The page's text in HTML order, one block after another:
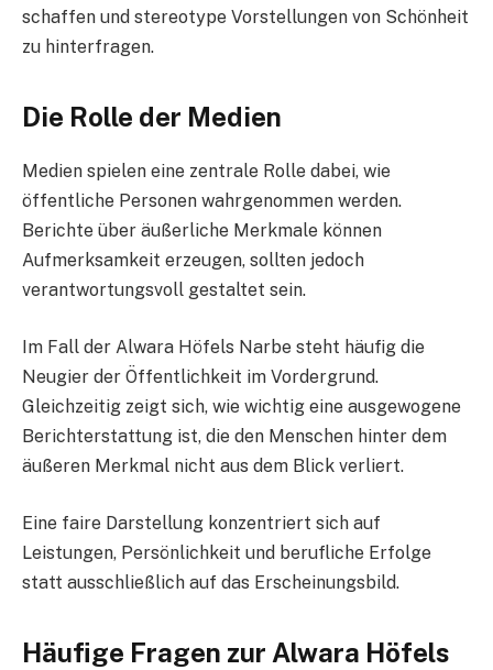
schaffen und stereotype Vorstellungen von Schönheit
zu hinterfragen.
Die Rolle der Medien
Medien spielen eine zentrale Rolle dabei, wie
öffentliche Personen wahrgenommen werden.
Berichte über äußerliche Merkmale können
Aufmerksamkeit erzeugen, sollten jedoch
verantwortungsvoll gestaltet sein.
Im Fall der Alwara Höfels Narbe steht häufig die
Neugier der Öffentlichkeit im Vordergrund.
Gleichzeitig zeigt sich, wie wichtig eine ausgewogene
Berichterstattung ist, die den Menschen hinter dem
äußeren Merkmal nicht aus dem Blick verliert.
Eine faire Darstellung konzentriert sich auf
Leistungen, Persönlichkeit und berufliche Erfolge
statt ausschließlich auf das Erscheinungsbild.
Häufige Fragen zur Alwara Höfels